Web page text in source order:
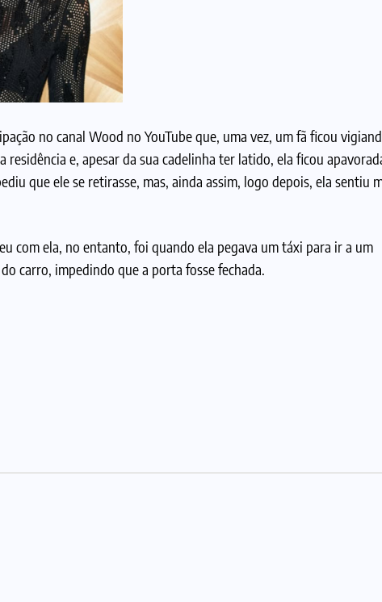
no canal Wood no YouTube que, uma vez, um fã ficou
residência e, apesar da sua cadelinha ter latido, ela ficou
que ele se retirasse, mas, ainda assim, logo depois, ela sentiu
com ela, no entanto, foi quando ela pegava um táxi para ir a um
carro, impedindo que a porta fosse fechada.